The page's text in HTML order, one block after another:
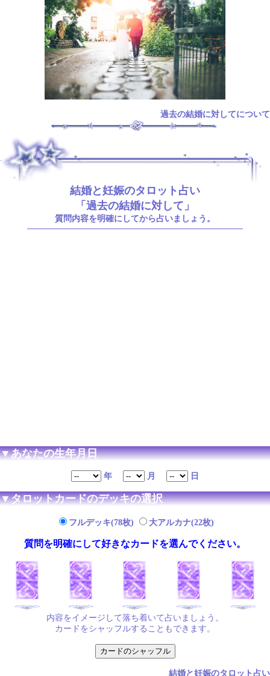
過去の結婚に対してについて
結婚と妊娠のタロット占い
「過去の結婚に対して」
質問内容を明確にしてから占いましょう。
▼あなたの生年月日
年 月 日
▼タロットカードのデッキの選択
フルデッキ(78枚) 大アルカナ(22枚)
質問を明確にして好きなカードを選んでください。
内容をイメージして落ち着いて占いましょう。
カードをシャッフルすることもできます。
結婚と妊娠のタロット占い